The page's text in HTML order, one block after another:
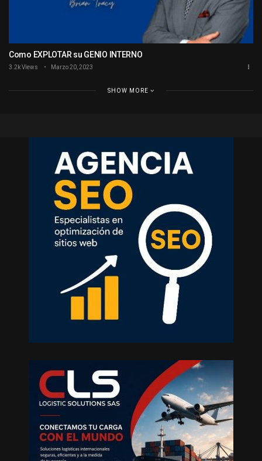
Como EXPLOTAR su GENIO INTERNO
3.2k Views Marzo 20, 2023
SHOW MORE